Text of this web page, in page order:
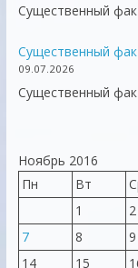
Существенный
Существенный
09.07.2026
Существенный
Ноябрь 2016
Пн
Вт
1
2
7
8 9
14
15